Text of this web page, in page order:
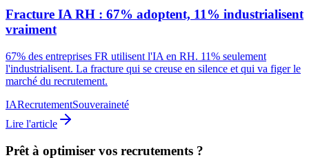
Fracture IA RH : 67% adoptent, 11% industrialisent
vraiment
67% des entreprises FR utilisent l'IA en RH. 11% seulement
l'industrialisent. La fracture qui se creuse en silence et qui va figer le
marché du recrutement.
IARecrutementSouveraineté
Lire l'article
Prêt à optimiser vos recrutements ?